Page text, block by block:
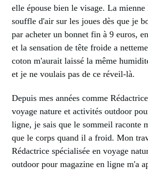
elle épouse bien le visage. La
souffle d'air sur les joues dès que je
par acheter un bonnet fin à 9 euros,
et la sensation de tête froide a
coton m'aurait laissé la même
et je ne voulais pas de ce réveil-là.
Depuis mes années comme
voyage nature et activités outdoor
ligne, je sais que le sommeil raconte
que le corps quand il a froid. Mon
Rédactrice spécialisée en voyage
outdoor pour magazine en ligne m'a